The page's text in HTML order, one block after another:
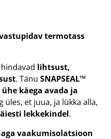
termotass
lihtsust,
. Tänu SNAPSEAL™
käega avada ja
üles, et juua, ja lükka alla,
lekkekindel.
vaakumisolatsioon